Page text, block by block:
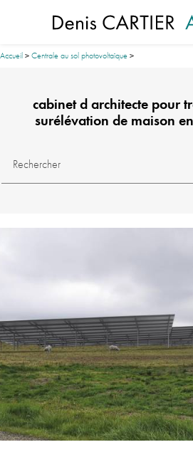
Accueil>Centrale au sol photovoltaïque>
cabinet d architecte pour
surélévation de maison
Rechercher